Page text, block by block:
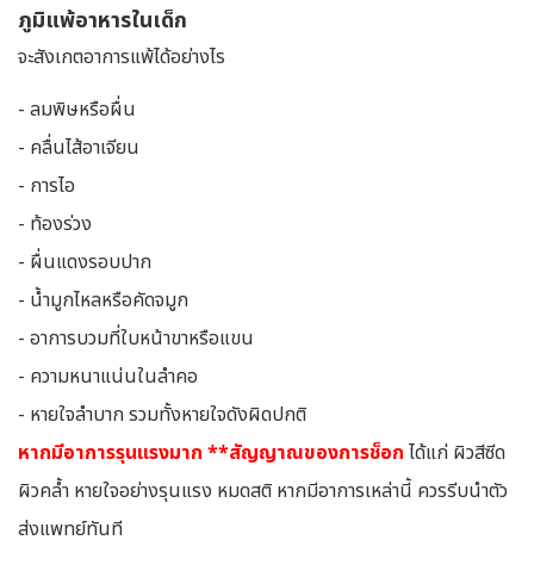
ภูมิแพ้อาหารในเด็ก
จะสังเกตอาการแพ้ได้อย่างไร
- ลมพิษหรือผื่น
- คลื่นไส้อาเจียน
- การไอ
- ท้องร่วง
- ผื่นแดงรอบปาก
- น้ำมูกไหลหรือคัดจมูก
- อาการบวมที่ใบหน้าขาหรือแขน
- ความหนาแน่นในลำคอ
- หายใจลําบาก รวมทั้งหายใจดังผิดปกติ
หากมีอาการรุนแรงมาก **สัญญาณของการช็อก ได้แก่ ผิวสีซีด
ผิวคล้ำ หายใจอย่างรุนแรง หมดสติ หากมีอาการเหล่านี้ ควรรีบนำตัว
ส่งแพทย์ทันที